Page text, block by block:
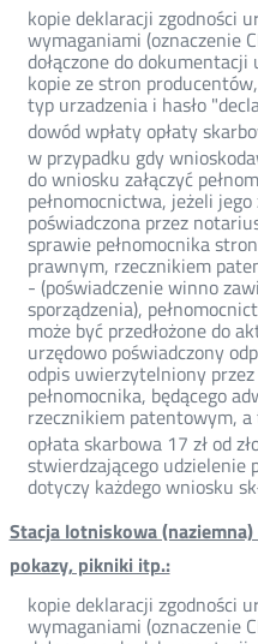
kopie deklaracji zgodności
wymaganiami (oznaczenie
dołączone do
kopie ze stron
typ urzadzenia i hasło
dowód wpłaty opłaty
w przypadku gdy
do wniosku załączyć
pełnomocnictwa, jeżeli
poświadczona przez
sprawie pełnomocnika
prawnym, rzecznikiem
- (poświadczenie winno
sporządzenia),
może być przedłożone do
urzędowo poświadczony
odpis uwierzytelniony
pełnomocnika, będącego
rzecznikiem patentowym,
opłata skarbowa 17 zł od
stwierdzającego udzielenie
dotyczy każdego wniosku
Stacja lotniskowa
pokazy, pikniki itp.:
kopie deklaracji zgodności
wymaganiami (oznaczenie